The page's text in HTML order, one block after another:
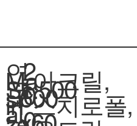
연
도
2
0
Ma
in
Sc
al
아크릴,
스치로폴,
1:500
si600